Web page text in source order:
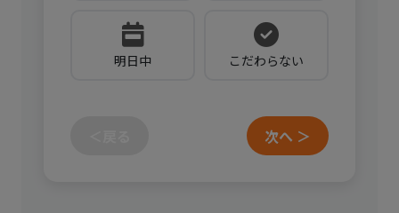
明日中 こだわらない
次へ ＞